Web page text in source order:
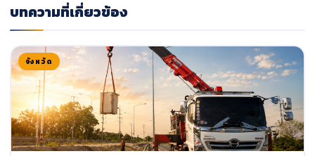
บทความที่เกี่ยวข้อง
จังหวัด